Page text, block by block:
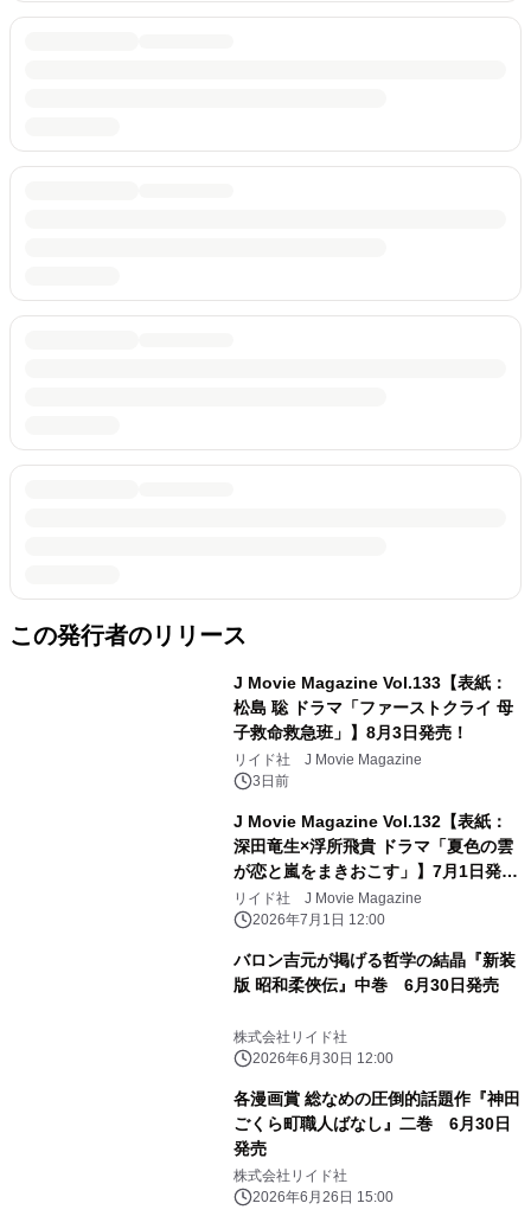
この発行者のリリース
J Movie Magazine Vol.133【表紙：
松島 聡 ドラマ「ファーストクライ 母
子救命救急班」】8月3日発売！
リイド社 J Movie Magazine
3日前
J Movie Magazine Vol.132【表紙：
深田竜生×浮所飛貴 ドラマ「夏色の雲
が恋と嵐をまきおこす」】7月1日発
売！
リイド社 J Movie Magazine
2026年7月1日 12:00
バロン吉元が掲げる哲学の結晶『新装
版 昭和柔俠伝』中巻 6月30日発売
株式会社リイド社
2026年6月30日 12:00
各漫画賞 総なめの圧倒的話題作『神田
ごくら町職人ばなし』二巻 6月30日
発売
株式会社リイド社
2026年6月26日 15:00